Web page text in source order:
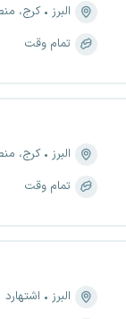
البرز
کرج، منطقه ۱۰،
تمام وقت
البرز
کرج، منطقه
تمام وقت
البرز
اشتهارد